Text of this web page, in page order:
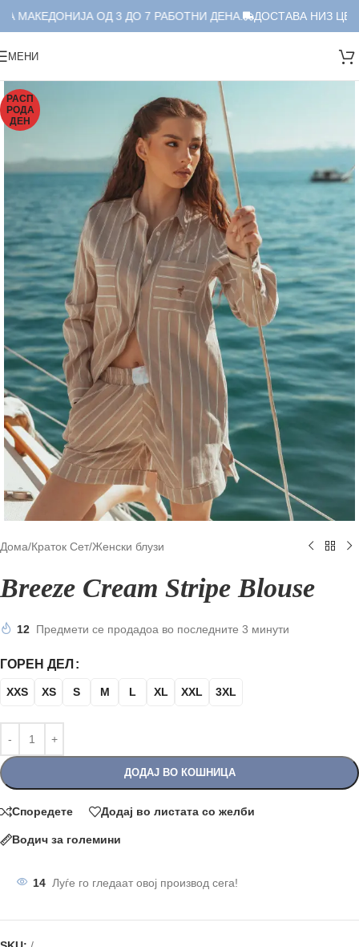
МАКЕДОНИЈА ОД 3 ДО 7 РАБОТНИ ДЕНА. ДОСТАВА НИЗ
МЕНИ
РАСП
РОДА
ДЕН
Дома/Краток Сет/Женски блузи
Breeze Cream Stripe Blouse
12 Предмети се продадоа во последните 3 минути
ГОРЕН ДЕЛ
XXS XS S M L XL XXL 3XL
ДОДАЈ ВО КОШНИЦА
Споредете Додај во листата со желби
Водич за големини
14 Луѓе го гледаат овој производ сега!